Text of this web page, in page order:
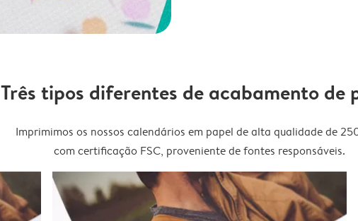
Três tipos diferentes de acabamento de
Imprimimos os nossos calendários em papel de alta qualidade de
com certificação FSC, proveniente de fontes responsáveis.